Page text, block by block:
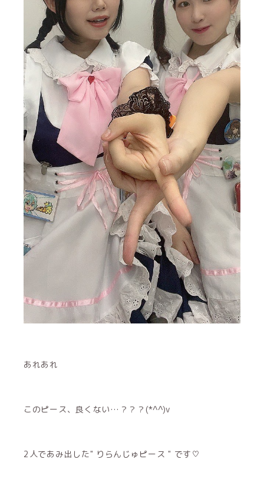
あれあれ
このピース、良くない…？？？(*^^)v
2人であみ出した" りらんじゅピース " です♡